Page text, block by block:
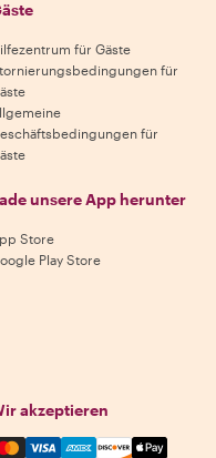
für Gäste
für
für
unsere App herunter
Store
Play Store
akzeptieren
Visa, Amex,